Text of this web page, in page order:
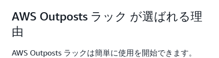
AWS Outposts ラック が選ばれる理
由
AWS Outposts ラックは簡単に使用を開始できます。